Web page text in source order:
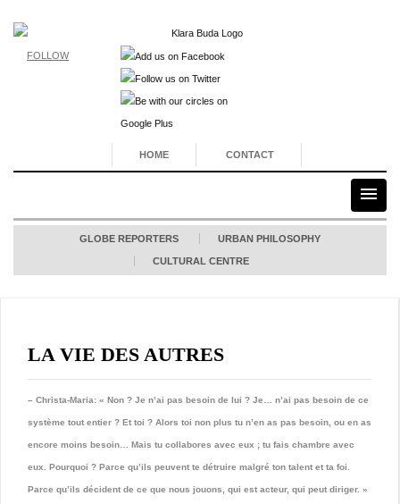
FOLLOW
HOME CONTACT
GLOBE REPORTERS URBAN PHILOSOPHY
CULTURAL CENTRE
LA VIE DES AUTRES
– Christa-Maria: « Non ? Je n’ai pas besoin de lui ? Je… n’ai pas besoin de ce
système tout entier ? Et toi ? Alors toi non plus tu n’en as pas besoin, ou en as
encore moins besoin… Mais tu collabores avec eux ; tu fais chambre avec
eux. Pourquoi ? Parce qu’ils peuvent te détruire malgré ton talent et ta foi.
Parce qu’ils décident de ce que nous jouons, qui est acteur, qui peut diriger. »